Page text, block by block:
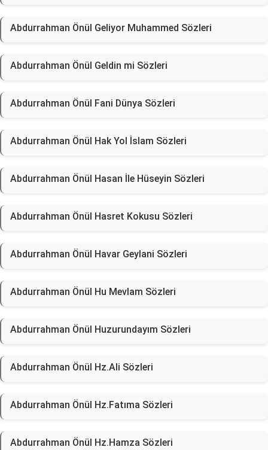
Abdurrahman Önül Geliyor Muhammed Sözleri
Abdurrahman Önül Geldin mi Sözleri
Abdurrahman Önül Fani Dünya Sözleri
Abdurrahman Önül Hak Yol İslam Sözleri
Abdurrahman Önül Hasan İle Hüseyin Sözleri
Abdurrahman Önül Hasret Kokusu Sözleri
Abdurrahman Önül Havar Geylani Sözleri
Abdurrahman Önül Hu Mevlam Sözleri
Abdurrahman Önül Huzurundayım Sözleri
Abdurrahman Önül Hz.Ali Sözleri
Abdurrahman Önül Hz.Fatıma Sözleri
Abdurrahman Önül Hz.Hamza Sözleri